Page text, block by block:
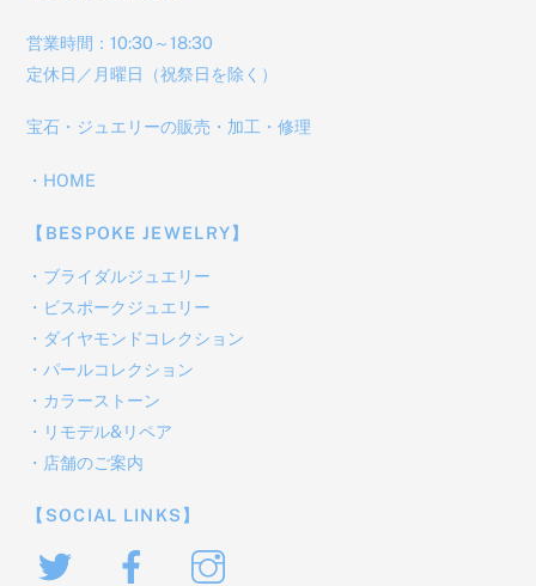
営業時間：10:30～18:30
定休日／月曜日（祝祭日を除く）
宝石・ジュエリーの販売・加工・修理
・ HOME
【BESPOKE JEWELRY】
・ ブライダルジュエリー
・ ビスポークジュエリー
・ ダイヤモンドコレクション
・ パールコレクション
・ カラーストーン
・ リモデル&リペア
・ 店舗のご案内
【SOCIAL LINKS】